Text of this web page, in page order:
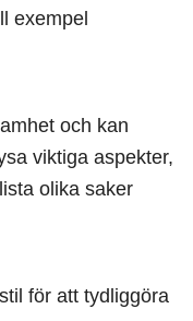
exempel
och kan
viktiga aspekter,
olika saker
för att tydliggöra